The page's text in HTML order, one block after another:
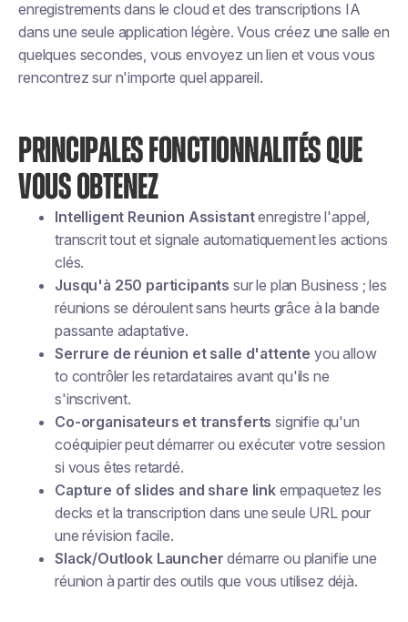
enregistrements dans le cloud et des transcriptions IA
dans une seule application légère. Vous créez une salle en
quelques secondes, vous envoyez un lien et vous vous
rencontrez sur n'importe quel appareil.
PRINCIPALES FONCTIONNALITÉS QUE
VOUS OBTENEZ
Intelligent Reunion Assistantenregistre l'appel,
transcrit tout et signale automatiquement les actions
clés.
Jusqu'à 250 participants sur le plan Business ; les
réunions se déroulent sans heurts grâce à la bande
passante adaptative.
Serrure de réunion et salle d'attente you allow
to contrôler les retardataires avant qu'ils ne
s'inscrivent.
Co-organisateurs et transferts signifie qu'un
coéquipier peut démarrer ou exécuter votre session
si vous êtes retardé.
Capture of slides and share linkempaquetez les
decks et la transcription dans une seule URL pour
une révision facile.
Slack/Outlook Launcher démarre ou planifie une
réunion à partir des outils que vous utilisez déjà.